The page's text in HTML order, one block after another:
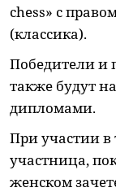
chess» с
(классика).
Победители и
также будут
дипломами.
При участии в
участница,
женском